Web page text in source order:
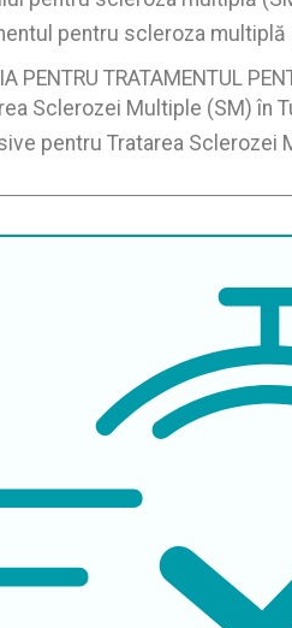
pentru scleroza multiplă
PENTRU TRATAMENTUL
Sclerozei Multiple (SM) în
pentru Tratarea Sclerozei